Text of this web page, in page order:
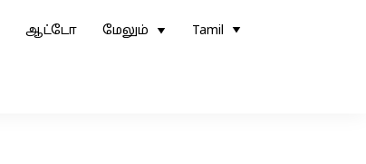
ஆட்டோ மேலும் Tamil